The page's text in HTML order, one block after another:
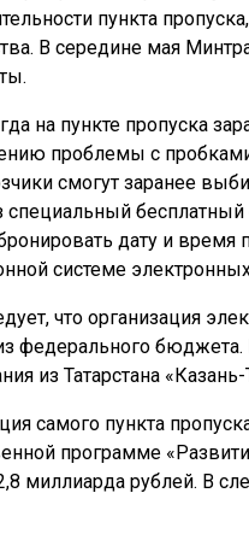
пункта
В середине мая
на пункте пропуска
проблемы с
смогут заранее
дату и время
системе
что организация
федерального
из Татарстана
самого пункта
программе
миллиарда рублей. В